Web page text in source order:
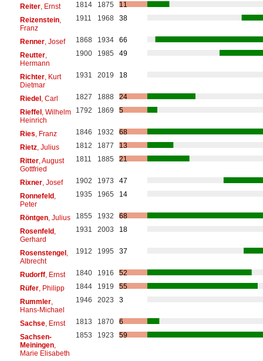
Reiter, Ernst 1814 1875
11
Reizenstein,
Franz
1911 1968 38
Renner, Josef 1868 1934
66
Reutter,
Hermann
1900 1985 49
Richter, Kurt
Dietmar
1931 2019 18
Riedel, Carl 1827 1888
24
Rieffel, Wilhelm
Heinrich
1792 1869 5
Ries, Franz 1846 1932
68
Rietz, Julius 1812 1877
13
Ritter, August
Gottfried
1811 1885 21
Rixner, Josef 1902 1973
47
Ronnefeld,
Peter
1935 1965 14
Röntgen, Julius 1855 1932
68
Rosenfeld,
Gerhard
1931 2003 18
Rosenstengel,
Albrecht
1912 1995 37
Rudorff, Ernst 1840 1916
52
Rüfer, Philipp 1844 1919
55
Rummler,
Hans-Michael
1946 2023 3
Sachse, Ernst 1813 1870
6
Sachsen-
Meiningen,
Marie Elisabeth
1853 1923 59